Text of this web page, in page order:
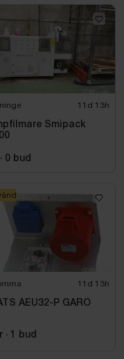
11d 13h
Smipack
· 0 bud
11d 13h
AEU32-P GARO
· 1 bud